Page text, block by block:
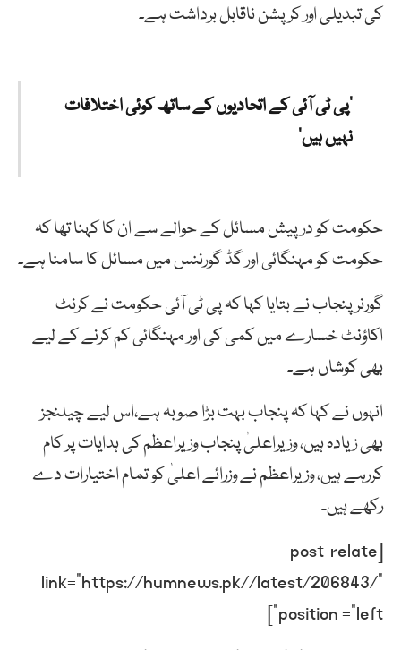
کی تبدیلی اور کرپشن ناقابل برداشت ہے۔
’پی ٹی آئی کے اتحادیوں کے ساتھ کوئی اختلافات
نہیں ہیں‘
حکومت کو درپیش مسائل کے حوالے سے ان کا کہنا تھا کہ
حکومت کو مہنگائی اور گڈ گورننس میں مسائل کا سامنا ہے۔
گورنر پنجاب نے بتایا کہا کہ پی ٹی آئی حکومت نے کرنٹ
اکاؤنٹ خسارے میں کمی کی اور مہنگائی کم کرنے کے لیے
بھی کوشاں ہے۔
انہوں نے کہا کہ پنجاب بہت بڑا صوبہ ہے،اس لیے چیلنجز
بھی زیادہ ہیں، وزیراعلیٰ پنجاب وزیراعظم کی ہدایات پر کام
کررہے ہیں، وزیراعظم نے وزرائے اعلیٰ کو تمام اختیارات دے
رکھے ہیں۔
[post-relate
link=”https://humnews.pk//latest/206843/”
position =”left”]